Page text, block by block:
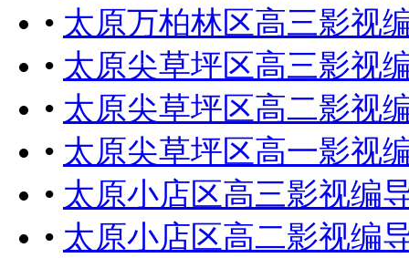
• 太原万柏林区高三影视
• 太原尖草坪区高三影视
• 太原尖草坪区高二影视
• 太原尖草坪区高一影视
• 太原小店区高三影视编
• 太原小店区高二影视编